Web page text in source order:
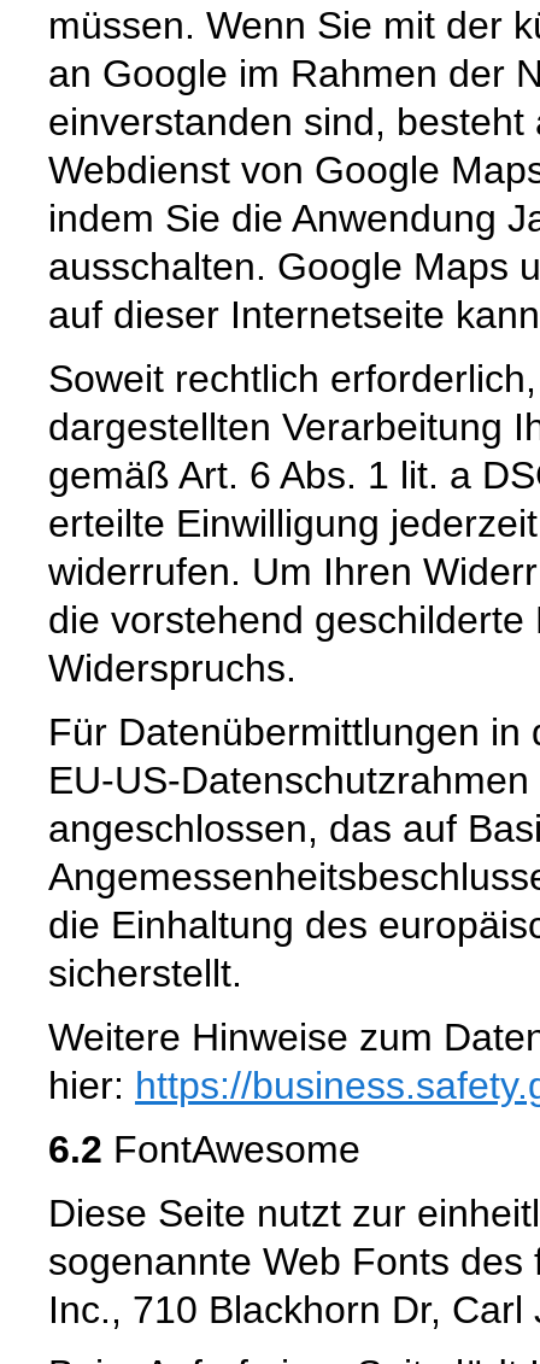
müssen. Wenn Sie mit der
an Google im Rahmen der
einverstanden sind,
Webdienst von Google
indem Sie die Anwendung
ausschalten. Google Maps
auf dieser Internetseite
Soweit rechtlich
dargestellten Verarbeitung
gemäß Art. 6 Abs. 1 lit. a
erteilte Einwilligung
widerrufen. Um Ihren
die vorstehend
Widerspruchs.
Für Datenübermittlungen in
EU-US-
angeschlossen, das auf
die Einhaltung des
sicherstellt.
Weitere Hinweise zum
hier: https://
6.2 FontAwesome
Diese Seite nutzt zur
sogenannte Web Fonts
Inc., 710 Blackhorn Dr,